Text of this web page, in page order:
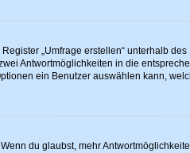
„Umfrage erstellen“ unterhalb
Antwortmöglichkeiten in die
ein Benutzer auswählen kann,
du glaubst, mehr